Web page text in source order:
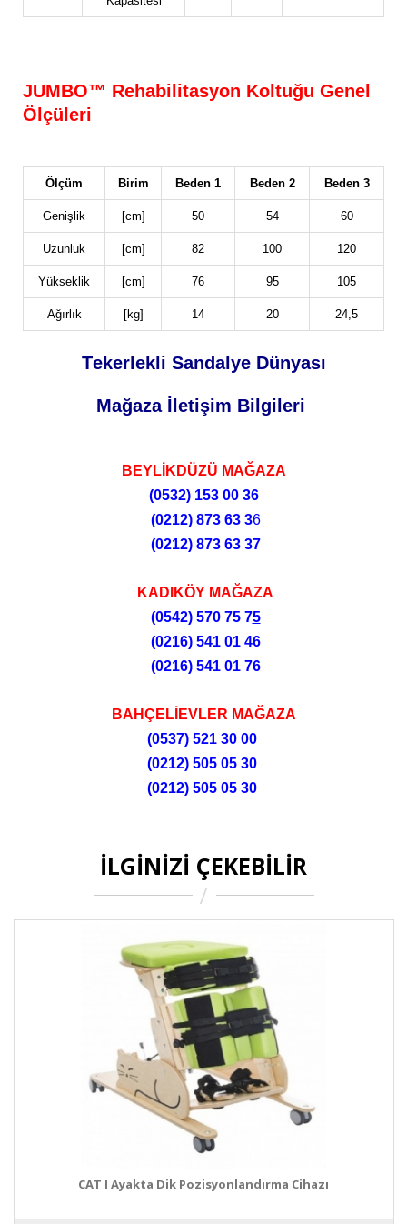
JUMBO™ Rehabilitasyon Koltuğu Genel
Ölçüleri
Ölçüm Birim Beden 1 Beden 2 Beden 3
Genişlik [cm] 50 54 60
Uzunluk [cm] 82 100 120
Yükseklik [cm] 76 95 105
Ağırlık [kg] 14 20 24,5
Tekerlekli Sandalye Dünyası
Mağaza İletişim Bilgileri
BEYLİKDÜZÜ MAĞAZA
(0532)153 00 36
(0212)873 63 36
(0212)873 63 37
KADIKÖY MAĞAZA
(0542) 570 75 75
(0216) 541 01 46
(0216) 541 01 76
BAHÇELİEVLER MAĞAZA
(0537) 521 30 00
(0212) 505 05 30
(0212) 505 05 30
İLGINIZI ÇEKEBILIR
CAT I Ayakta Dik Pozisyonlandırma Cihazı